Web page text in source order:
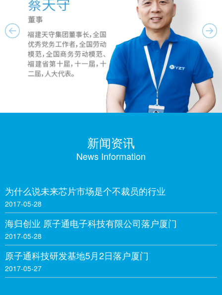
新闻资讯
News Information
为什么说未来芯片市场是个不裁员的行业
2017-05-28
海归创业 原子通电子科技有限公司落户厦门
2017-05-28
原子通科技研发基地5月2日落户厦门
2017-05-27